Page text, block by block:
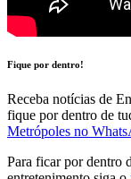
Fique por dentro!
Receba notícias de
fique por dentro de
Metrópoles no
Para ficar por dentro